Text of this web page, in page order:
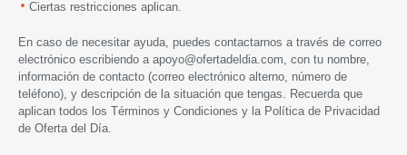
Ciertas restricciones aplican.
En caso de necesitar ayuda, puedes contactarnos a través de correo
electrónico escribiendo a apoyo@ofertadeldia.com , con tu nombre,
información de contacto (correo electrónico alterno, número de
teléfono), y descripción de la situación que tengas. Recuerda que
aplican todos los Términos y Condiciones y la Política de Privacidad
de Oferta del Día.